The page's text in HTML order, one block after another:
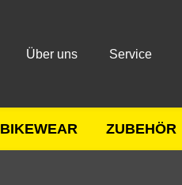
Über uns Service
BIKEWEAR ZUBEHÖR